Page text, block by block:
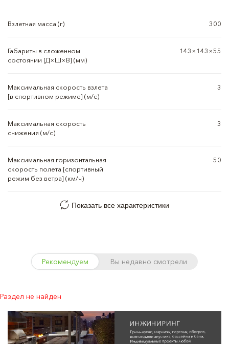
Взлетная масса (г) 300
Габариты в сложенном
состоянии [Д×Ш×В] (мм)
143×143×55
Максимальная скорость взлета
[в спортивном режиме] (м/с)
3
Максимальная скорость
снижения (м/с)
3
Максимальная горизонтальная
скорость полета [спортивный
режим без ветра] (км/ч)
50
Показать все характеристики
Рекомендуем Вы недавно смотрели
Раздел не найден